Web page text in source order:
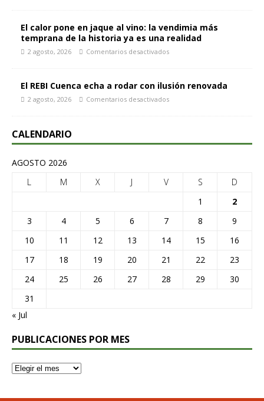
El calor pone en jaque al vino: la vendimia más
temprana de la historia ya es una realidad
2 agosto, 2026 Comentarios desactivados
El REBI Cuenca echa a rodar con ilusión renovada
2 agosto, 2026 Comentarios desactivados
CALENDARIO
AGOSTO 2026
L
M X J V S
D
1
2
3
4 5 6 7 8
9
10
11 12 13 14 15
16
17
18 19 20 21 22
23
24
25 26 27 28 29
30
31
« Jul
PUBLICACIONES POR MES